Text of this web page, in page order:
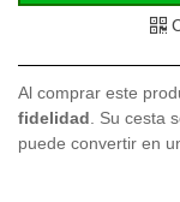
Al comprar este
fidelidad . Su cesta
puede convertir en